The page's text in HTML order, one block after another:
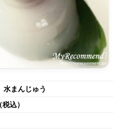
まんじゅう
込）